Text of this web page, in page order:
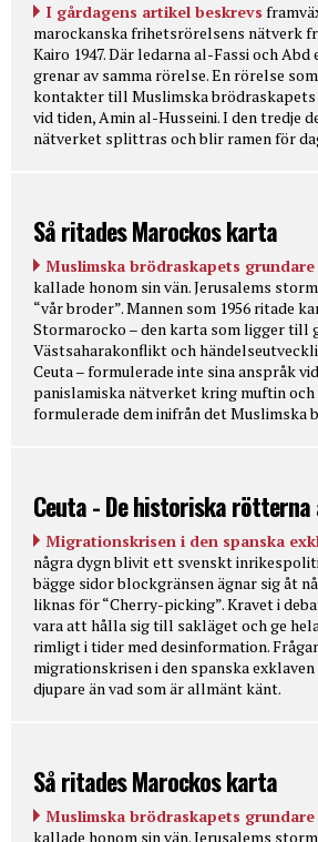
I gårdagens artikel beskrevs
marockanska frihetsrörelsens nätverk
Kairo 1947. Där ledarna al-Fassi och
grenar av samma rörelse. En rörelse
kontakter till Muslimska brödraskapets
vid tiden, Amin al-Husseini. I den tredje
nätverket splittras och blir ramen för
Så ritades Marockos karta
Muslimska brödraskapets grundare
kallade honom sin vän. Jerusalems
“vår broder”. Mannen som 1956 ritade
Stormarocko – den karta som ligger till
Västsaharakonflikt och
Ceuta – formulerade inte sina anspråk
panislamiska nätverket kring muftin
formulerade dem inifrån det Muslimska
Ceuta - De historiska rötterna
Migrationskrisen i den spanska
några dygn blivit ett svenskt
bägge sidor blockgränsen ägnar sig åt
liknas för “Cherry-picking”. Kravet i
vara att hålla sig till sakläget och ge
rimligt i tider med desinformation.
migrationskrisen i den spanska
djupare än vad som är allmänt känt.
Så ritades Marockos karta
Muslimska brödraskapets grundare
kallade honom sin vän. Jerusalems